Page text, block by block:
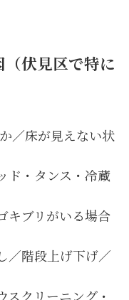
伏見区で特に
／床が見えない状
ド・タンス・冷蔵
キブリがいる場合
／階段上げ下げ／
スクリーニング・